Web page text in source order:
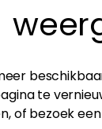
te
of bezoek